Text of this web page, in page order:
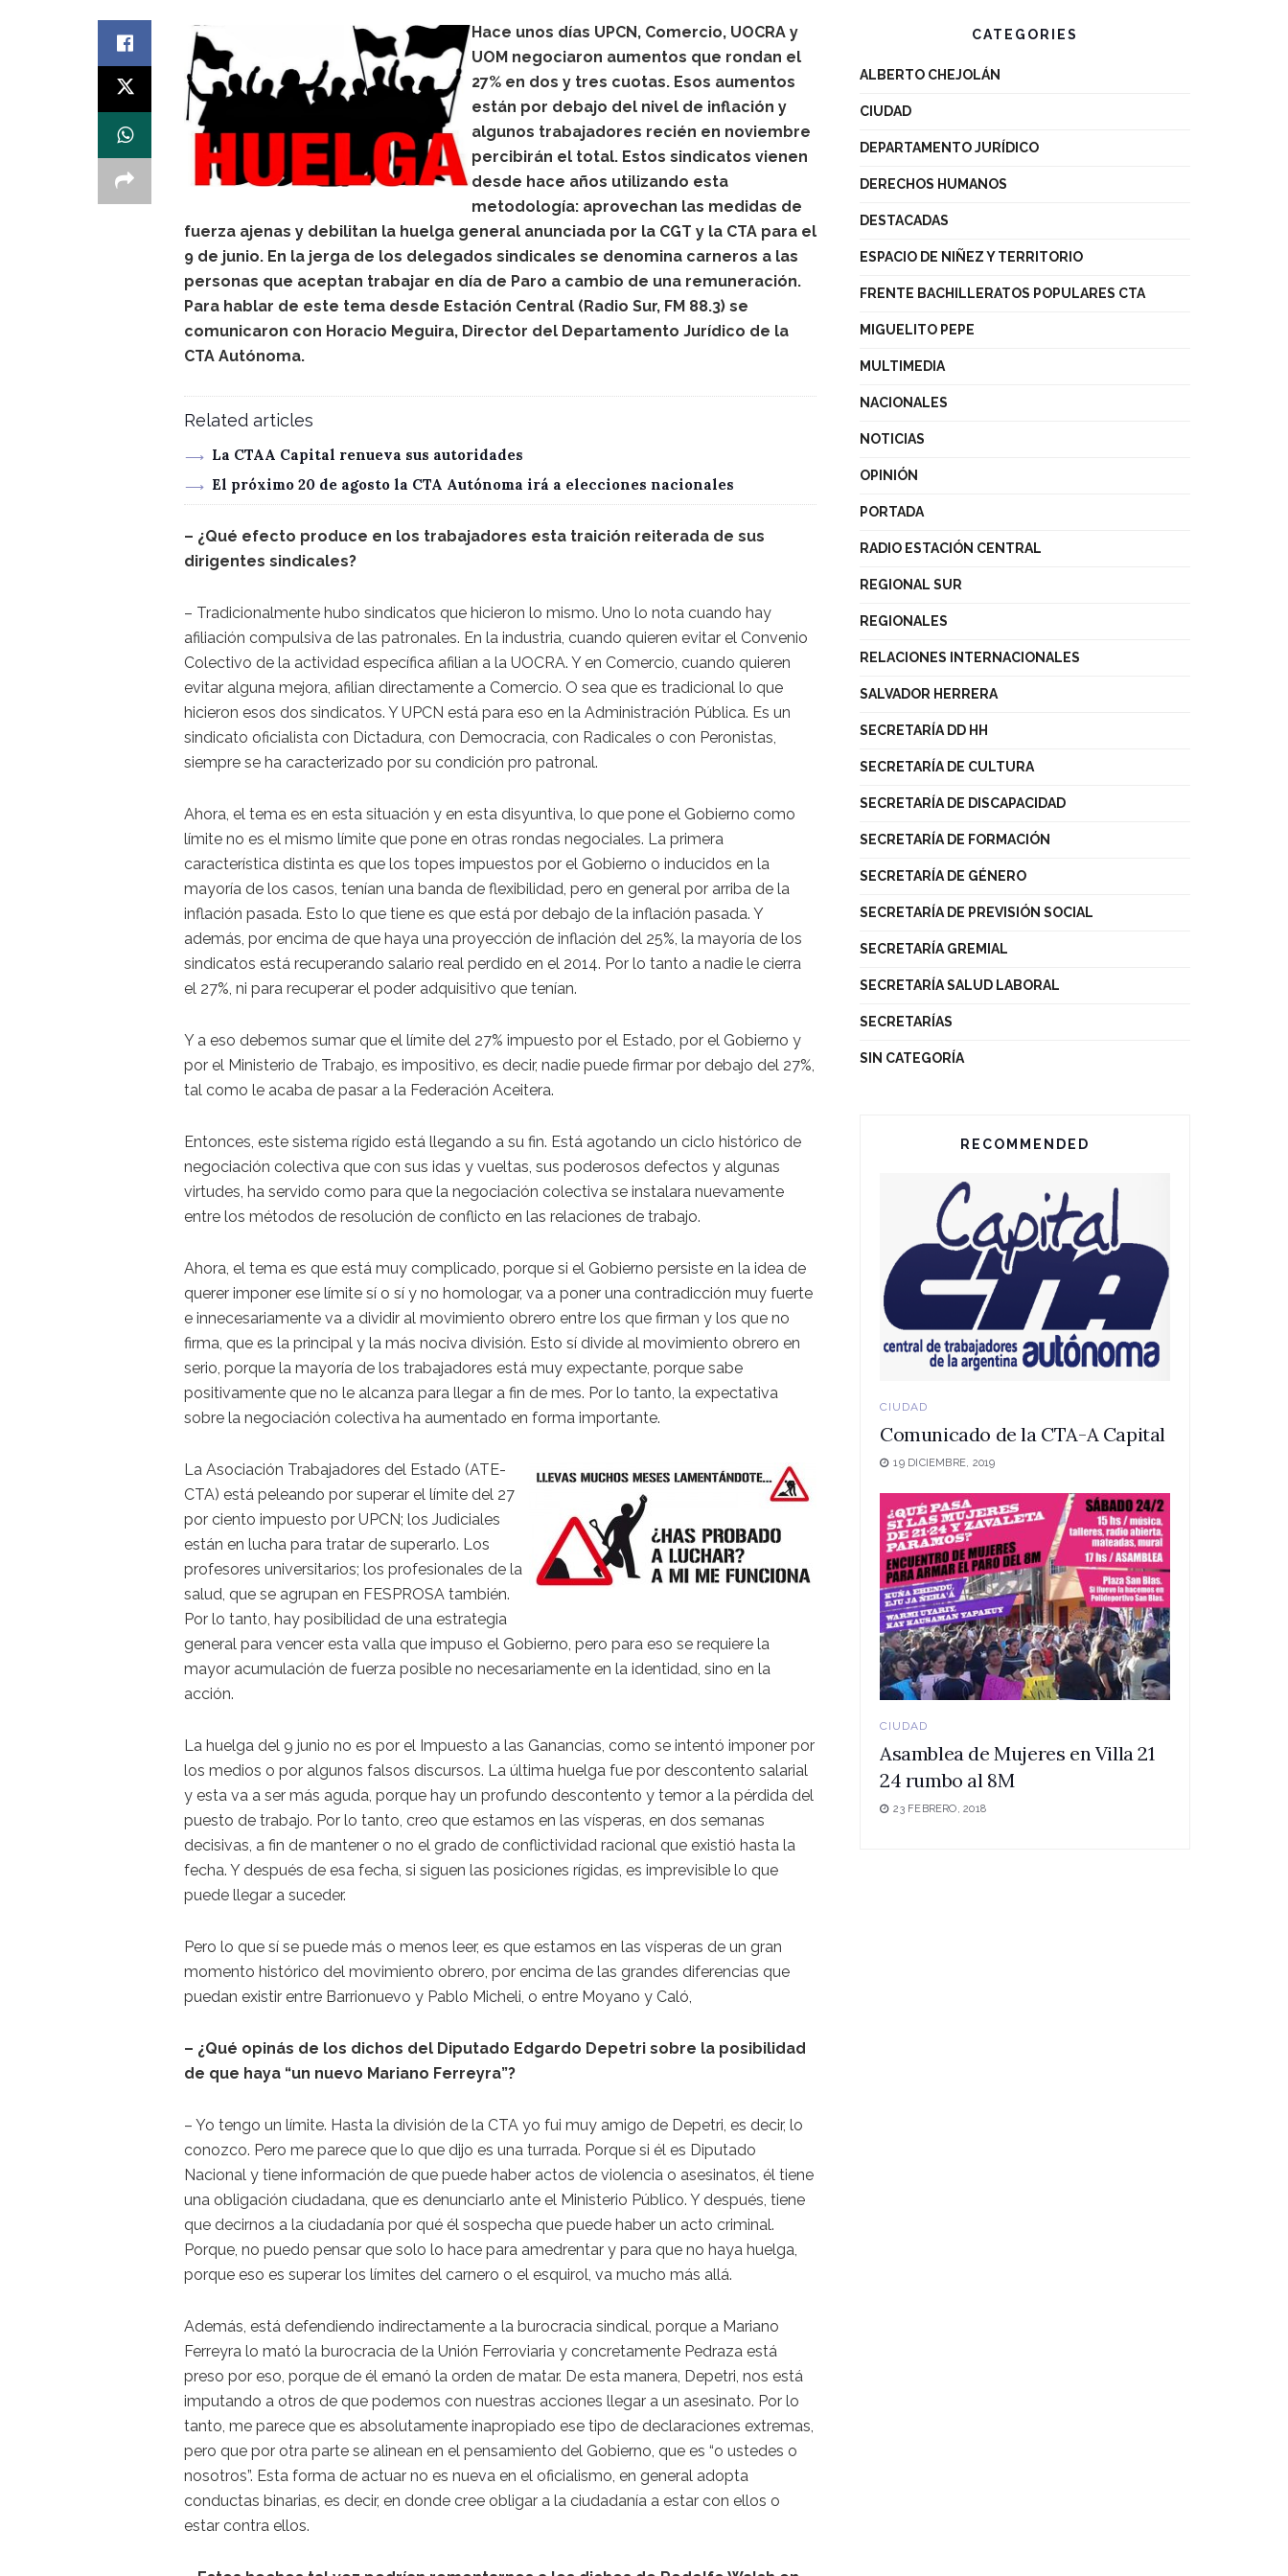
Hace unos días UPCN, Comercio, UOCRA y
UOM negociaron aumentos que rondan el
27% en dos y tres cuotas. Esos aumentos
están por debajo del nivel de inflación y
algunos trabajadores recién en noviembre
percibirán el total. Estos sindicatos vienen
desde hace años utilizando esta
metodología: aprovechan las medidas de
fuerza ajenas y debilitan la huelga general anunciada por la CGT y la CTA para el
9 de junio. En la jerga de los delegados sindicales se denomina carneros a las
personas que aceptan trabajar en día de Paro a cambio de una remuneración.
Para hablar de este tema desde Estación Central (Radio Sur, FM 88.3) se
comunicaron con Horacio Meguira, Director del Departamento Jurídico de la
CTA Autónoma.
Related articles
La CTAA Capital renueva sus autoridades
El próximo 20 de agosto la CTA Autónoma irá a elecciones nacionales
– ¿Qué efecto produce en los trabajadores esta traición reiterada de sus
dirigentes sindicales?
– Tradicionalmente hubo sindicatos que hicieron lo mismo. Uno lo nota cuando hay
afiliación compulsiva de las patronales. En la industria, cuando quieren evitar el Convenio
Colectivo de la actividad específica afilian a la UOCRA. Y en Comercio, cuando quieren
evitar alguna mejora, afilian directamente a Comercio. O sea que es tradicional lo que
hicieron esos dos sindicatos. Y UPCN está para eso en la Administración Pública. Es un
sindicato oficialista con Dictadura, con Democracia, con Radicales o con Peronistas,
siempre se ha caracterizado por su condición pro patronal.
Ahora, el tema es en esta situación y en esta disyuntiva, lo que pone el Gobierno como
límite no es el mismo límite que pone en otras rondas negociales. La primera
característica distinta es que los topes impuestos por el Gobierno o inducidos en la
mayoría de los casos, tenían una banda de flexibilidad, pero en general por arriba de la
inflación pasada. Esto lo que tiene es que está por debajo de la inflación pasada. Y
además, por encima de que haya una proyección de inflación del 25%, la mayoría de los
sindicatos está recuperando salario real perdido en el 2014. Por lo tanto a nadie le cierra
el 27%, ni para recuperar el poder adquisitivo que tenían.
Y a eso debemos sumar que el límite del 27% impuesto por el Estado, por el Gobierno y
por el Ministerio de Trabajo, es impositivo, es decir, nadie puede firmar por debajo del 27%,
tal como le acaba de pasar a la Federación Aceitera.
Entonces, este sistema rígido está llegando a su fin. Está agotando un ciclo histórico de
negociación colectiva que con sus idas y vueltas, sus poderosos defectos y algunas
virtudes, ha servido como para que la negociación colectiva se instalara nuevamente
entre los métodos de resolución de conflicto en las relaciones de trabajo.
Ahora, el tema es que está muy complicado, porque si el Gobierno persiste en la idea de
querer imponer ese límite sí o sí y no homologar, va a poner una contradicción muy fuerte
e innecesariamente va a dividir al movimiento obrero entre los que firman y los que no
firma, que es la principal y la más nociva división. Esto sí divide al movimiento obrero en
serio, porque la mayoría de los trabajadores está muy expectante, porque sabe
positivamente que no le alcanza para llegar a fin de mes. Por lo tanto, la expectativa
sobre la negociación colectiva ha aumentado en forma importante.
La Asociación Trabajadores del Estado (ATE-
CTA) está peleando por superar el límite del 27
por ciento impuesto por UPCN; los Judiciales
están en lucha para tratar de superarlo. Los
profesores universitarios; los profesionales de la
salud, que se agrupan en FESPROSA también.
Por lo tanto, hay posibilidad de una estrategia
general para vencer esta valla que impuso el Gobierno, pero para eso se requiere la
mayor acumulación de fuerza posible no necesariamente en la identidad, sino en la
acción.
La huelga del 9 junio no es por el Impuesto a las Ganancias, como se intentó imponer por
los medios o por algunos falsos discursos. La última huelga fue por descontento salarial
y esta va a ser más aguda, porque hay un profundo descontento y temor a la pérdida del
puesto de trabajo. Por lo tanto, creo que estamos en las vísperas, en dos semanas
decisivas, a fin de mantener o no el grado de conflictividad racional que existió hasta la
fecha. Y después de esa fecha, si siguen las posiciones rígidas, es imprevisible lo que
puede llegar a suceder.
Pero lo que sí se puede más o menos leer, es que estamos en las vísperas de un gran
momento histórico del movimiento obrero, por encima de las grandes diferencias que
puedan existir entre Barrionuevo y Pablo Micheli, o entre Moyano y Caló,
– ¿Qué opinás de los dichos del Diputado Edgardo Depetri sobre la posibilidad
de que haya “un nuevo Mariano Ferreyra”?
– Yo tengo un límite. Hasta la división de la CTA yo fui muy amigo de Depetri, es decir, lo
conozco. Pero me parece que lo que dijo es una turrada. Porque si él es Diputado
Nacional y tiene información de que puede haber actos de violencia o asesinatos, él tiene
una obligación ciudadana, que es denunciarlo ante el Ministerio Público. Y después, tiene
que decirnos a la ciudadanía por qué él sospecha que puede haber un acto criminal.
Porque, no puedo pensar que solo lo hace para amedrentar y para que no haya huelga,
porque eso es superar los límites del carnero o el esquirol, va mucho más allá.
Además, está defendiendo indirectamente a la burocracia sindical, porque a Mariano
Ferreyra lo mató la burocracia de la Unión Ferroviaria y concretamente Pedraza está
preso por eso, porque de él emanó la orden de matar. De esta manera, Depetri, nos está
imputando a otros de que podemos con nuestras acciones llegar a un asesinato. Por lo
tanto, me parece que es absolutamente inapropiado ese tipo de declaraciones extremas,
pero que por otra parte se alinean en el pensamiento del Gobierno, que es “o ustedes o
nosotros”. Esta forma de actuar no es nueva en el oficialismo, en general adopta
conductas binarias, es decir, en donde cree obligar a la ciudadanía a estar con ellos o
estar contra ellos.
CATEGORIES
ALBERTO CHEJOLÁN
CIUDAD
DEPARTAMENTO JURÍDICO
DERECHOS HUMANOS
DESTACADAS
ESPACIO DE NIÑEZ Y TERRITORIO
FRENTE BACHILLERATOS POPULARES CTA
MIGUELITO PEPE
MULTIMEDIA
NACIONALES
NOTICIAS
OPINIÓN
PORTADA
RADIO ESTACIÓN CENTRAL
REGIONAL SUR
REGIONALES
RELACIONES INTERNACIONALES
SALVADOR HERRERA
SECRETARÍA DD HH
SECRETARÍA DE CULTURA
SECRETARÍA DE DISCAPACIDAD
SECRETARÍA DE FORMACIÓN
SECRETARÍA DE GÉNERO
SECRETARÍA DE PREVISIÓN SOCIAL
SECRETARÍA GREMIAL
SECRETARÍA SALUD LABORAL
SECRETARÍAS
SIN CATEGORÍA
RECOMMENDED
CIUDAD
Comunicado de la CTA-A Capital
19 DICIEMBRE, 2019
CIUDAD
Asamblea de Mujeres en Villa 21
24 rumbo al 8M
23 FEBRERO, 2018